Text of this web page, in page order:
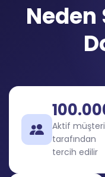
Neden
Aktif müşteri
tarafından
tercih edilir